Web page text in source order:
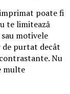
poate fi
te limitează
motivele
de purtat decât
Nu
multe